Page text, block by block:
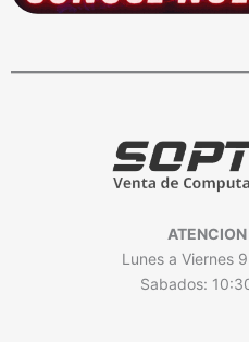
Lunes a Viernes
Sabados: